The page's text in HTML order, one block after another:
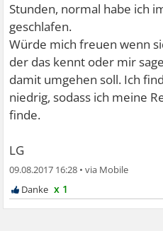
Stunden, normal habe ich
geschlafen.
Würde mich freuen wenn
der das kennt oder mir
damit umgehen soll. Ich
niedrig, sodass ich meine
finde.
LG
09.08.2017 16:28 •
x 1